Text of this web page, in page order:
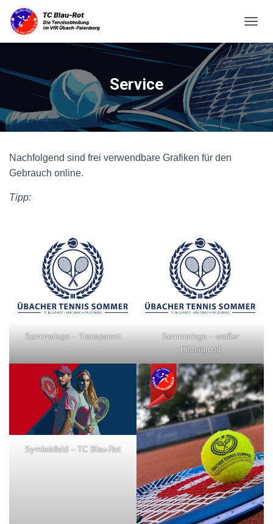
A
V
I
G
A
T
I
O
Service
Nachfolgend sind frei verwendbare Grafiken für den
Gebrauch online.
Tipp:
Sommerlogo – Transparent
Sommerlogo – weißer
Hintergrund
Symboldbild – TC Blau-Rot